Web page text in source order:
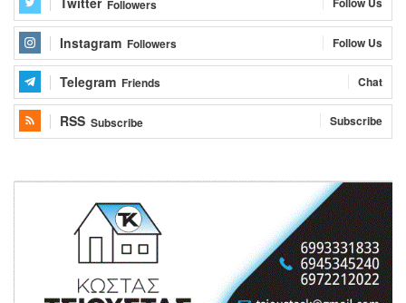
Followers
Instagram Followers Follow Us
Telegram Friends Chat
RSS Subscribe Subscribe